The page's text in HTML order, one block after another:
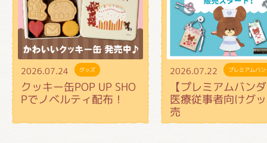
2026.07.24 グッズ
クッキー缶POP UP SHO
Pでノベルティ配布！
2026.07.22 プレミアムバ
【プレミアムバン
医療従事者向けグ
売